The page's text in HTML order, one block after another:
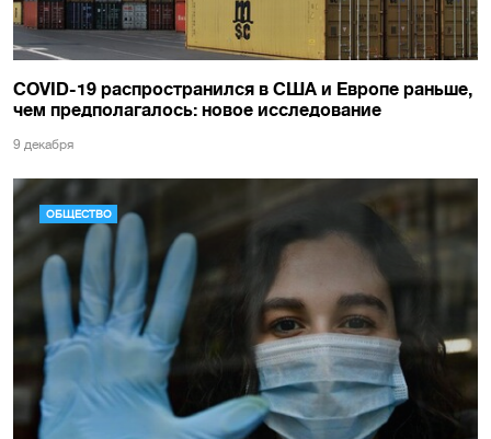
COVID-19 распространился в США и Европе раньше,
чем предполагалось: новое исследование
9 декабря
ОБЩЕСТВО